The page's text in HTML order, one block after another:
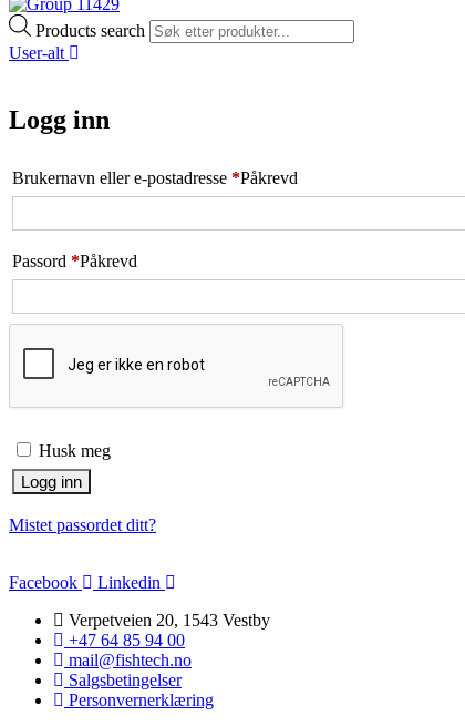
Products search
User-alt
Logg inn
Brukernavn eller e-postadresse *Påkrevd
Passord *Påkrevd
Husk meg
Logg inn
Mistet passordet ditt?
Facebook
Linkedin
Verpetveien 20, 1543 Vestby
+47 64 85 94 00
mail@fishtech.no
Salgsbetingelser
Personvernerklæring